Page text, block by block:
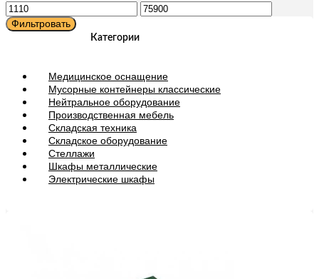
Минимальная
цена
Максимальная
цена
Фильтровать
Категории
Медицинское оснащение
Мусорные контейнеры классические
Нейтральное оборудование
Производственная мебель
Складская техника
Складское оборудование
Стеллажи
Шкафы металлические
Электрические шкафы